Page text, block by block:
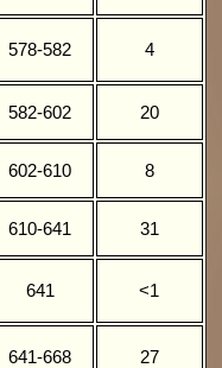
578-582 4
582-602 20
602-610 8
610-641 31
641 <1
641-668 27